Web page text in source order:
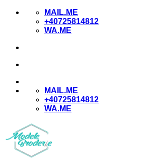
Skip
MAIL.ME
+40725814812
WA.ME
MAIL.ME
+40725814812
WA.ME